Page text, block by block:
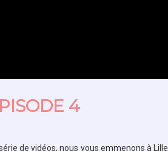
4
de vidéos, nous vous emmenons à Lille